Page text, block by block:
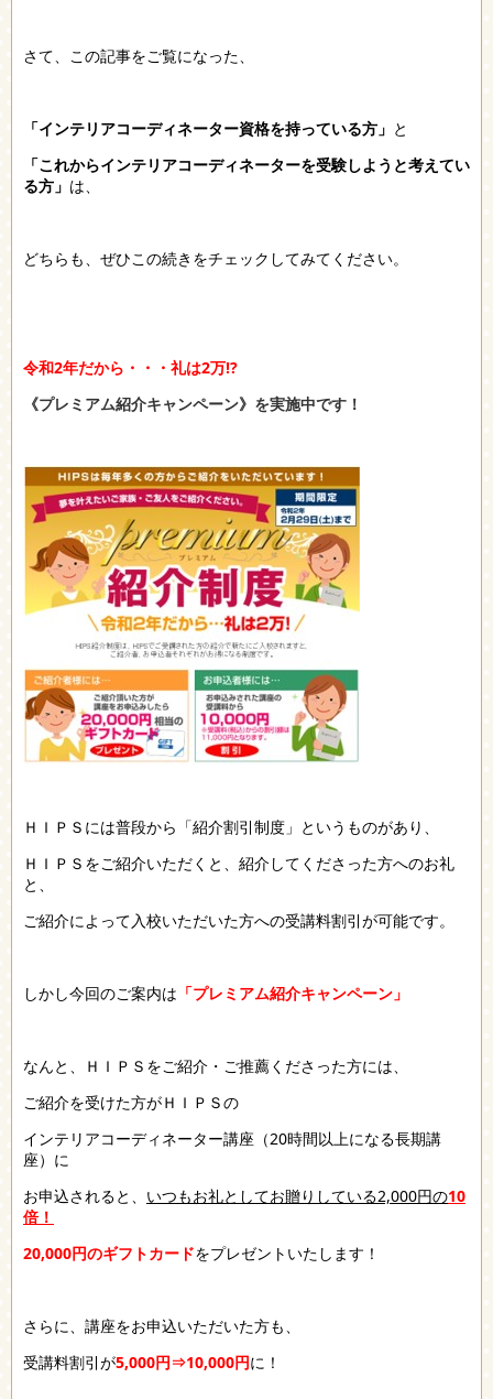
さて、この記事をご覧になった、
「インテリアコーディネーター資格を持っている方」 と
「これからインテリアコーディネーターを受験しようと考えてい
る方」 は、
どちらも、ぜひこの続きをチェックしてみてください。
令和2年だから・・・礼は2万⁉
《プレミアム紹介キャンペーン》を実施中です！
ＨＩＰＳには普段から「紹介割引制度」というものがあり、
ＨＩＰＳをご紹介いただくと、紹介してくださった方へのお礼
と、
ご紹介によって入校いただいた方への受講料割引が可能です。
しかし今回のご案内は 「プレミアム紹介キャンペーン」
なんと、ＨＩＰＳをご紹介・ご推薦くださった方には、
ご紹介を受けた方がＨＩＰＳの
インテリアコーディネーター講座（20時間以上になる長期講
座）に
お申込されると、 いつもお礼としてお贈りしている2,000円の10
倍！
20,000円のギフトカードをプレゼントいたします！
さらに、講座をお申込いただいた方も、
受講料割引が5,000円⇒10,000円に！